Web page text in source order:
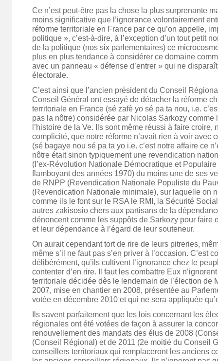
Ce n’est peut-être pas la chose la plus surprenante
moins significative que l’ignorance volontairement
réforme territoriale en France par ce qu’on appelle,
politique », c’est-à-dire, à l’exception d’un tout petit
de la politique (nos six parlementaires) ce
plus en plus tendance à considérer ce domaine
avec un panneau « défense d’entrer » qui ne
électorale.
C’est ainsi que l’ancien président du Conseil
Conseil Général ont essayé de détacher la réforme
territoriale en France (sé zafè yo sé pa ta nou, i.e.
pas la nôtre) considérée par Nicolas Sarkozy comme
l’histoire de la Ve. Ils sont même réussi à faire croire,
complicité, que notre réforme n’avait rien à voir avec
(sé bagaye nou sé pa ta yo i.e. c’est notre affaire ce
nôtre était sinon typiquement une revendication
(l’ex-Révolution Nationale Démocratique et
flamboyant des années 1970) du moins une de ses
de RNPP (Revendication Nationale Populiste du
(Revendication Nationale minimale), sur laquelle on
comme ils le font sur le RSA le RMI, la Sécurité
autres zakisosio chers aux partisans de la
dénoncent comme les suppôts de Sarkozy pour faire
et leur dépendance à l’égard de leur souteneur.
On aurait cependant tort de rire de leurs pitreries,
même s’il ne faut pas s’en priver à l’occasion. C’est
délibérément, qu’ils cultivent l’ignorance chez le
contenter d’en rire. Il faut les combattre Eux
territoriale décidée dès le lendemain de l’élection de
2007, mise en chantier en 2008, présentée au
votée en décembre 2010 et qui ne sera appliquée
Ils savent parfaitement que les lois concernant les
régionales ont été votées de façon à assurer la
renouvellement des mandats des élus de 2008
(Conseil Régional) et de 2011 (2e moitié du Conseil
conseillers territoriaux qui remplaceront les anciens